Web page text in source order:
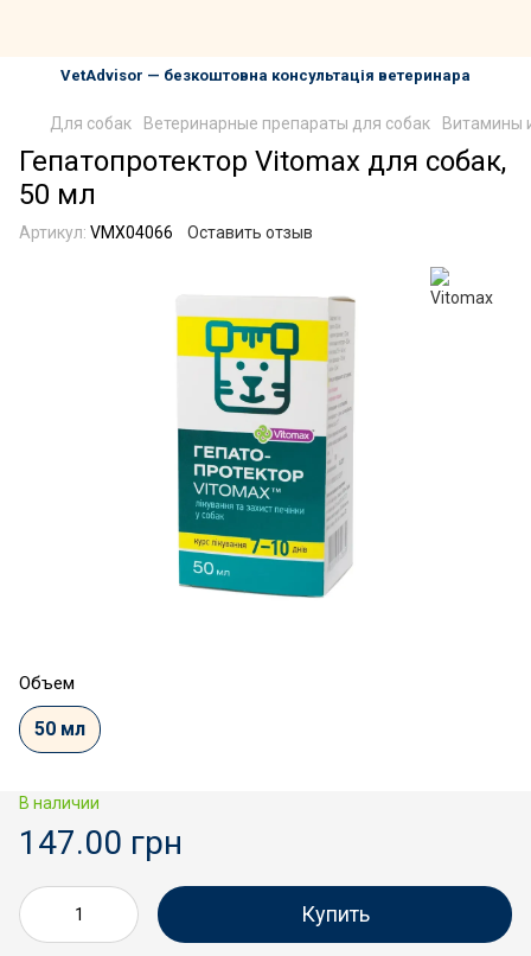
VetAdvisor — безкоштовна консультація ветеринара
Для собак Ветеринарные препараты для собак Витамины
Гепатопротектор Vitomax для собак,
50 мл
Артикул: VMX04066 Оставить отзыв
Объем
50 мл
В наличии
147.00 грн
Купить